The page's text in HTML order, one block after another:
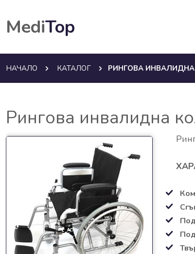
MediTop
НАЧАЛО КАТАЛОГ РИНГОВА ИНВАЛИДНА
Рингова инвалидна